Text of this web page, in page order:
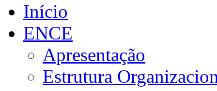
Início
ENCE
Apresentação
Estrutura